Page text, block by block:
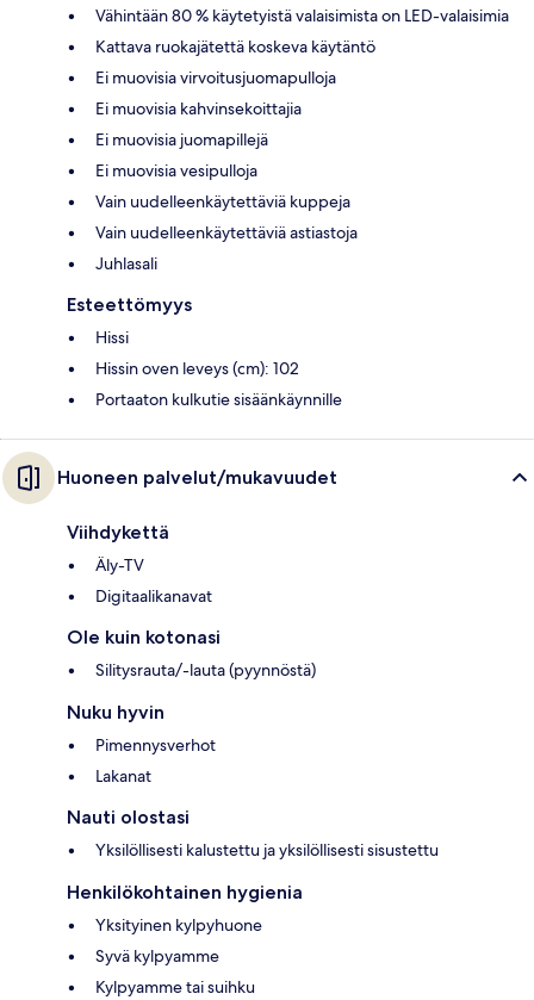
Vähintään 80 % käytetyistä valaisimista on LED-valaisimia
Kattava ruokajätettä koskeva käytäntö
Ei muovisia virvoitusjuomapulloja
Ei muovisia kahvinsekoittajia
Ei muovisia juomapillejä
Ei muovisia vesipulloja
Vain uudelleenkäytettäviä kuppeja
Vain uudelleenkäytettäviä astiastoja
Juhlasali
Esteettömyys
Hissi
Hissin oven leveys (cm): 102
Portaaton kulkutie sisäänkäynnille
Huoneen palvelut/mukavuudet
Viihdykettä
Äly-TV
Digitaalikanavat
Ole kuin kotonasi
Silitysrauta/-lauta (pyynnöstä)
Nuku hyvin
Pimennysverhot
Lakanat
Nauti olostasi
Yksilöllisesti kalustettu ja yksilöllisesti sisustettu
Henkilökohtainen hygienia
Yksityinen kylpyhuone
Syvä kylpyamme
Kylpyamme tai suihku